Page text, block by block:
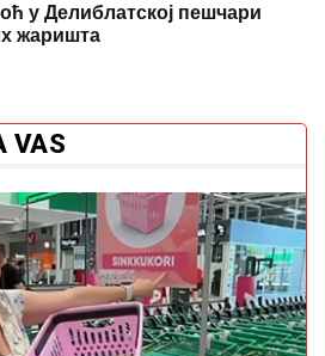
у Делиблатској пешчари
жаришта
VAS